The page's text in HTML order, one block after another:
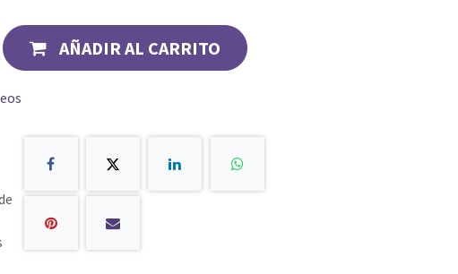
AÑADIR AL CARRITO